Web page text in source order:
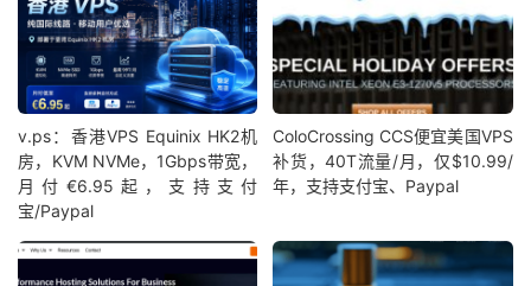
v.ps：香港VPS Equinix HK2机
房，KVM NVMe，1Gbps带宽，
月付€6.95起，支持支付
宝/Paypal
ColoCrossing CCS便宜美国VPS
补货，40T流量/月，仅$10.99/
年，支持支付宝、Paypal